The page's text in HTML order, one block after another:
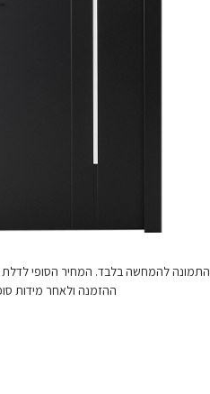
התמונה להמחשה בלבד. המחיר הסופי לדלת
ההזמנה ולאחר מידות